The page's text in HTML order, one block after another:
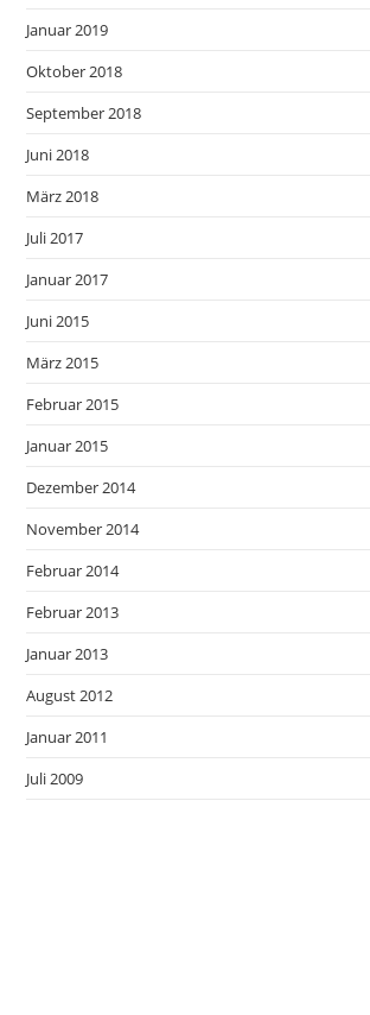
Januar 2019
Oktober 2018
September 2018
Juni 2018
März 2018
Juli 2017
Januar 2017
Juni 2015
März 2015
Februar 2015
Januar 2015
Dezember 2014
November 2014
Februar 2014
Februar 2013
Januar 2013
August 2012
Januar 2011
Juli 2009